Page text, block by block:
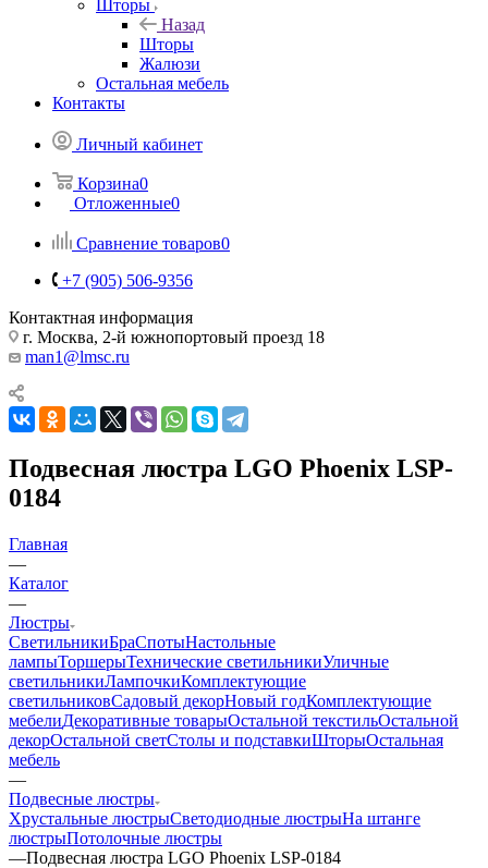
Шторы
Назад
Шторы
Жалюзи
Остальная мебель
Контакты
Личный кабинет
Корзина0
Отложенные0
Сравнение товаров0
+7 (905) 506-9356
Контактная информация
г. Москва, 2-й южнопортовый проезд 18
man1@lmsc.ru
Подвесная люстра LGO Phoenix LSP-
0184
Главная
—
Каталог
—
Люстры
СветильникиБраСпотыНастольные
лампыТоршерыТехнические светильникиУличные
светильникиЛампочкиКомплектующие
светильниковСадовый декорНовый годКомплектующие
мебелиДекоративные товарыОстальной текстильОстальной
декорОстальной светСтолы и подставкиШторыОстальная
мебель
—
Подвесные люстры
Хрустальные люстрыСветодиодные люстрыНа штанге
люстрыПотолочные люстры
—Подвесная люстра LGO Phoenix LSP-0184